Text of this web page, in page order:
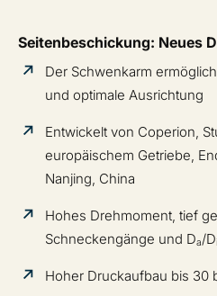
Seitenbeschickung: Neues
Der Schwenkarm
und optimale Ausrichtung
Entwickelt von Coperion,
europäischem Getriebe,
Nanjing, China
Hohes Drehmoment, tief
Schneckengänge und Da/Di
Hoher Druckaufbau bis 30